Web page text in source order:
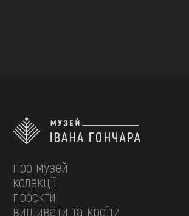
про музей
колекції
проєкти
вишивати та кроїти